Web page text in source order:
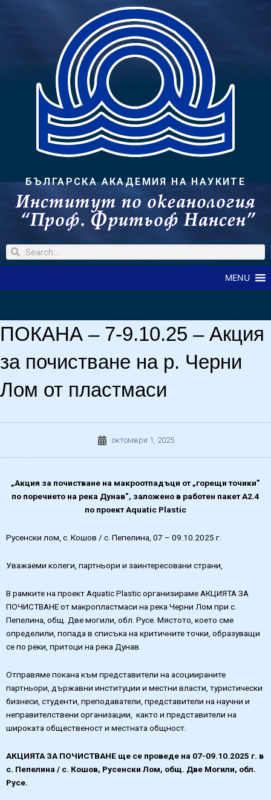
БЪЛГАРСКА АКАДЕМИЯ НА НАУКИТЕ
MENU
ПОКАНА – 7-9.10.25 – Акция
за почистване на р. Черни
Лом от пластмаси
октомври 1, 2025
„Акция за почистване на макроотпадъци от „горещи точики”
по поречието на река Дунав”, заложено в работен пакет А2.4
по проект Aquatic Plastic
Русенски лом, с. Кошов / с. Пепелина, 07 – 09.10.2025 г.
Уважаеми колеги, партньори и заинтересовани страни,
В рамките на проект Aquatic Plastic организираме АКЦИЯТА ЗА
ПОЧИСТВАНЕ от макропластмаси на река Черни Лом при с.
Пепелина, общ. Две могили, обл. Русе. Мястото, което сме
определили, попада в списъка на критичните точки, образуващи
се по реки, притоци на река Дунав.
Отправяме покана към представители на асоциираните
партньори, държавни институции и местни власти, туристически
бизнеси, студенти, преподаватели, представители на научни и
неправителствени организации, както и представители на
широката общественост и местната общност.
АКЦИЯТА ЗА ПОЧИСТВАНЕ ще се проведе на 07-09.10.2025 г. в
с. Пепелина / с. Кошов, Русенски Лом, общ. Две Могили, обл.
Русе.